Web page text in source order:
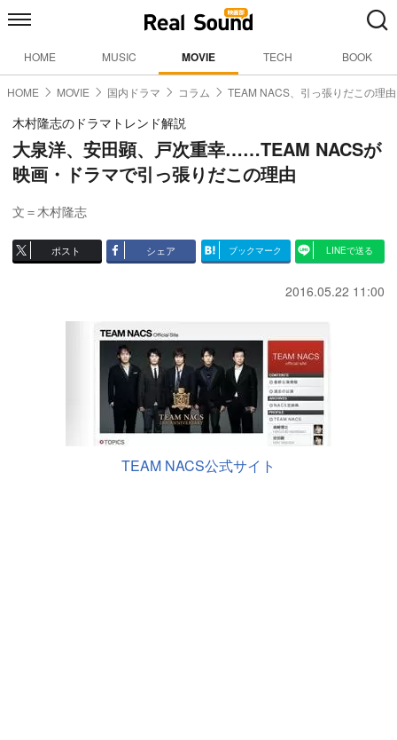
HOME MUSIC MOVIE TECH BOOK
HOME MOVIE 国内ドラマ コラム TEAM NACS、引っ張りだこの理由
木村隆志のドラマトレンド解説
大泉洋、安田顕、戸次重幸……TEAM NACSが
映画・ドラマで引っ張りだこの理由
文＝木村隆志
ポスト シェア ブックマーク LINEで送る
2016.05.22 11:00
TEAM NACS公式サイト